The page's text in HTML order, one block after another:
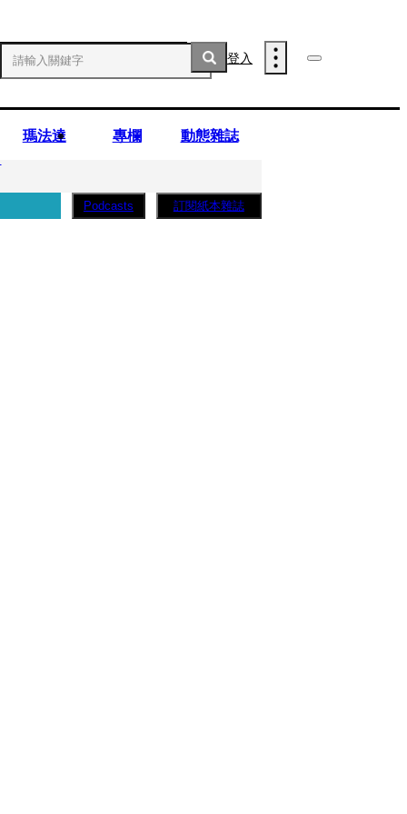
登入
瑪法達 專欄
動態雜誌
Podcasts 訂閱紙本雜誌